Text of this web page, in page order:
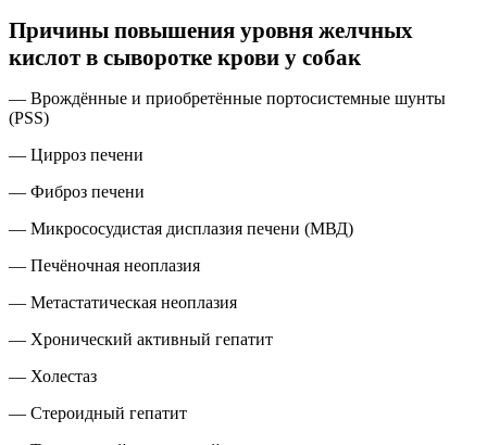
Причины повышения уровня желчных
кислот в сыворотке крови у собак
— Врождённые и приобретённые портосистемные шунты
(PSS)
— Цирроз печени
— Фиброз печени
— Микрососудистая дисплазия печени (МВД)
— Печёночная неоплазия
— Метастатическая неоплазия
— Хронический активный гепатит
— Холестаз
— Стероидный гепатит